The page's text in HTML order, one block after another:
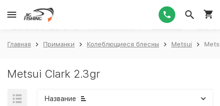
Главная Приманки Колеблющиеся блесны Metsui
Metsui Clark 2.3gr
Название